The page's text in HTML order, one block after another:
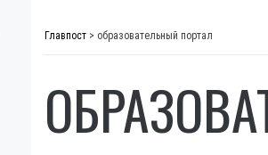
Главпост > образовательный портал